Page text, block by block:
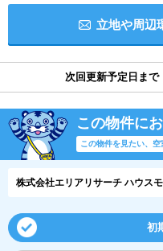
立地や周辺
次回更新予定日まで
この物件に
この物件を見たい、
株式会社エリアリサーチ ハウス
初